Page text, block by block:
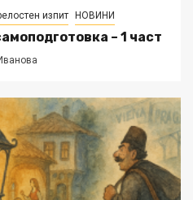
изпит НОВИНИ
– 1 част